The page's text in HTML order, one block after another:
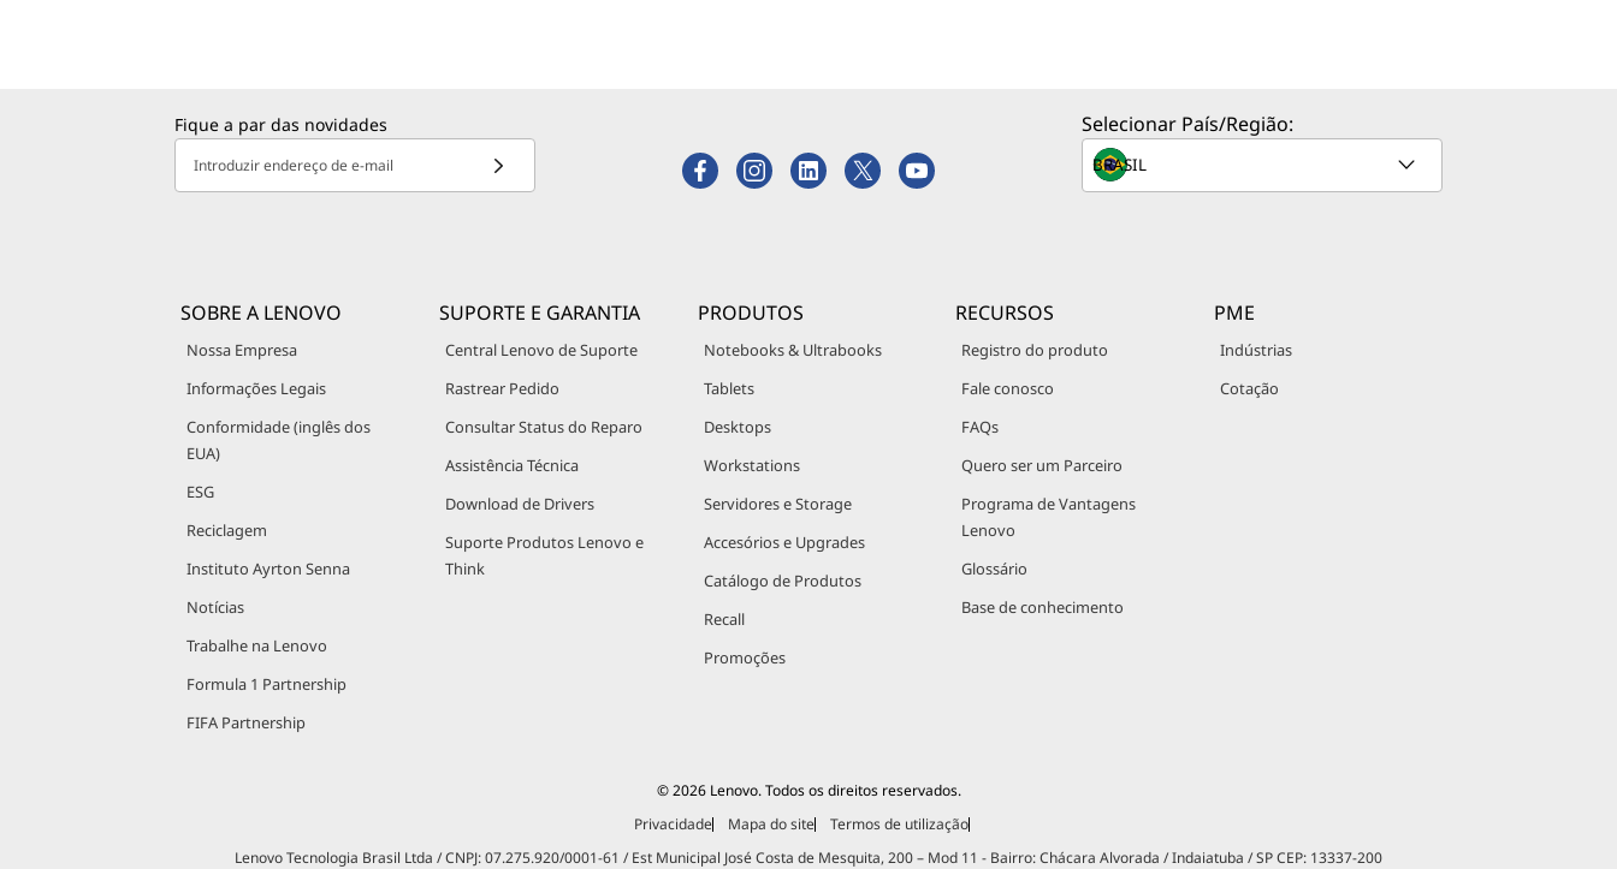
Fique a par das novidades
Introduzir endereço de e-mail
Selecionar País/Região:
SOBRE A LENOVO
Nossa Empresa
Informações Legais
Conformidade (inglês dos
EUA)
ESG
Reciclagem
Instituto Ayrton Senna
Notícias
Trabalhe na Lenovo
Formula 1 Partnership
FIFA Partnership
SUPORTE E GARANTIA
Central Lenovo de Suporte
Rastrear Pedido
Consultar Status do Reparo
Assistência Técnica
Download de Drivers
Suporte Produtos Lenovo e
Think
PRODUTOS
Notebooks & Ultrabooks
Tablets
Desktops
Workstations
Servidores e Storage
Accesórios e Upgrades
Catálogo de Produtos
Recall
Promoções
RECURSOS
Registro do produto
Fale conosco
FAQs
Quero ser um Parceiro
Programa de Vantagens
Lenovo
Glossário
Base de conhecimento
PME
Indústrias
Cotação
© 2026 Lenovo. Todos os direitos reservados.
Privacidade
Mapa do site
Termos de utilização
Lenovo Tecnologia Brasil Ltda / CNPJ: 07.275.920/0001-61 / Est Municipal José Costa de Mesquita, 200 – Mod 11 - Bairro: Chácara Alvorada / Indaiatuba / SP CEP: 13337-200